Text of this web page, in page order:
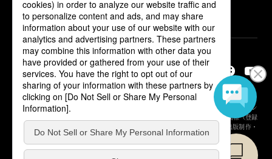
ABJマークは、この電子書店・電子書籍配信サービスが、著作権者からコン
テンツ使用許諾を得た正規版配信サービスであることを示す登録商標（登録
番号 第6091713号）です。詳しくは［ABJマーク］または［電子出版制作・
流通協議会］で検索してください。